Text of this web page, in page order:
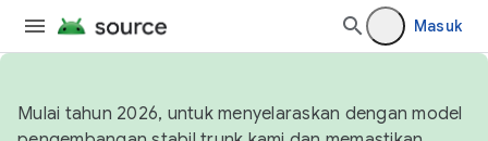
Masuk
Mulai tahun 2026, untuk menyelaraskan dengan model